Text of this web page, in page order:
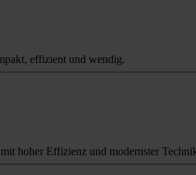
effizient und wendig.
hoher Effizienz und modernster